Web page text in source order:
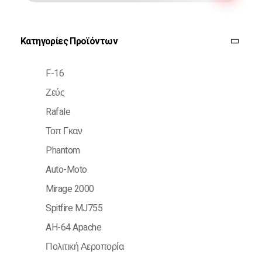
Κατηγορίες Προϊόντων
F-16
Ζεύς
Rafale
Τοπ Γκαν
Phantom
Auto-Moto
Mirage 2000
Spitfire MJ755
AH-64 Apache
Πολιτική Αεροπορία